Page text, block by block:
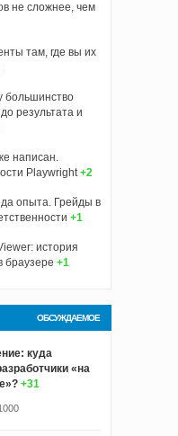
не сложнее, чем
там, где вы их
большинство
результата и
написан.
Playwright +2
опыта. Грейды в
+1
история
браузере +1
ОБСУЖДАЕМОЕ
куда
«на
+31